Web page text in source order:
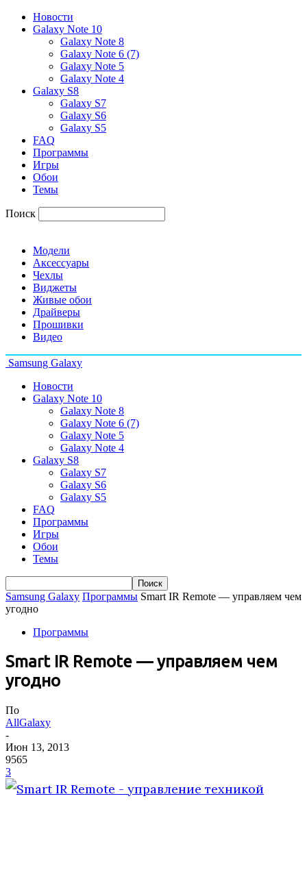
Новости
Galaxy Note 10
Galaxy Note 8
Galaxy Note 6 (7)
Galaxy Note 5
Galaxy Note 4
Galaxy S8
Galaxy S7
Galaxy S6
Galaxy S5
FAQ
Программы
Игры
Обои
Темы
Поиск
Модели
Аксессуары
Чехлы
Виджеты
Живые обои
Драйверы
Прошивки
Видео
Samsung Galaxy
Новости
Galaxy Note 10
Galaxy Note 8
Galaxy Note 6 (7)
Galaxy Note 5
Galaxy Note 4
Galaxy S8
Galaxy S7
Galaxy S6
Galaxy S5
FAQ
Программы
Игры
Обои
Темы
Samsung Galaxy Программы Smart IR Remote — управляем чем
угодно
Программы
Smart IR Remote — управляем чем
угодно
По
AllGalaxy
-
Июн 13, 2013
9565
3